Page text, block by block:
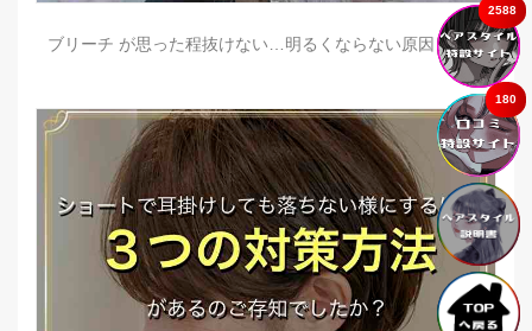
ブリーチ が思った程抜けない…明るくならない原因とは？
180
2588